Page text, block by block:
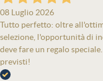
08 Luglio 2026
Tutto perfetto: oltre
selezione, l'opportunità di
deve fare un regalo
previsti!